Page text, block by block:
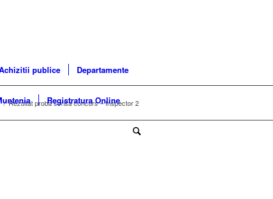
publice Departamente
Registratura Online
/ Rezultat proba scrisa concurs – Inspector 2